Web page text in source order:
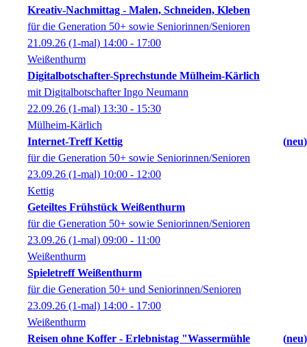
Kreativ-Nachmittag - Malen, Schneiden, Kleben
für die Generation 50+ sowie Seniorinnen/Senioren
21.09.26 (1-mal) 14:00 - 17:00
Weißenthurm
Digitalbotschafter-Sprechstunde Mülheim-Kärlich
mit Digitalbotschafter Ingo Neumann
22.09.26 (1-mal) 13:30 - 15:30
Mülheim-Kärlich
Internet-Treff Kettig
neu
für die Generation 50+ sowie Seniorinnen/Senioren
23.09.26 (1-mal) 10:00 - 12:00
Kettig
Geteiltes Frühstück Weißenthurm
für die Generation 50+ sowie Seniorinnen/Senioren
23.09.26 (1-mal) 09:00 - 11:00
Weißenthurm
Spieletreff Weißenthurm
für die Generation 50+ und Seniorinnen/Senioren
23.09.26 (1-mal) 14:00 - 17:00
Weißenthurm
Reisen ohne Koffer - Erlebnistag "Wassermühle
neu